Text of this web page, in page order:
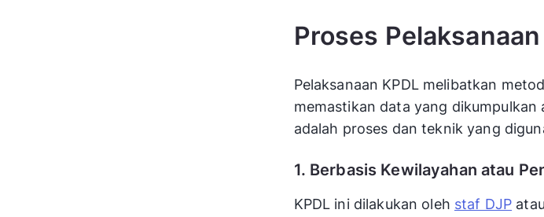
Proses
Pelaksanaan KPDL melibatkan
memastikan data yang
adalah proses dan teknik yang
1. Berbasis Kewilayahan atau
KPDL ini dilakukan oleh staf DJP